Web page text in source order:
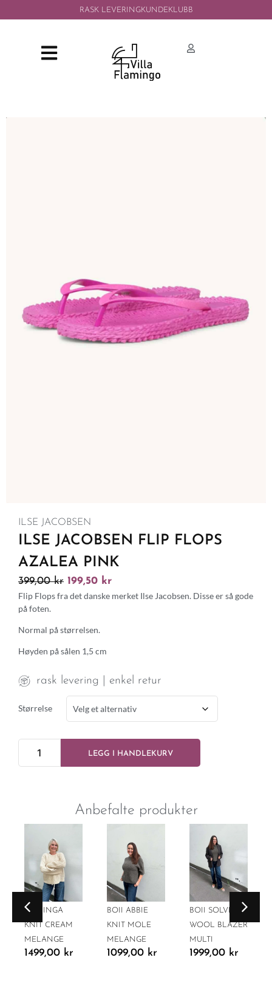
RASK LEVERINGKUNDEKLUBB
ILSE JACOBSEN
ILSE JACOBSEN FLIP FLOPS
AZALEA PINK
399,00kr 199,50 kr
Flip Flops fra det danske merket Ilse Jacobsen. Disse er så gode
på foten.
Normal på størrelsen.
Høyden på sålen 1,5 cm
rask levering | enkel retur
Størrelse
LEGG I HANDLEKURV
Anbefalte produkter
BOII INGA
KNIT CREAM
MELANGE
1499,00 kr
BOII ABBIE
KNIT MOLE
MELANGE
1099,00 kr
BOII SOLVEJ
WOOL BLAZER
MULTI
1999,00 kr